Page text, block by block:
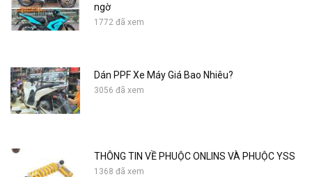
ngờ
1772 đã xem
Dán PPF Xe Máy Giá Bao Nhiêu?
3056 đã xem
THÔNG TIN VỀ PHUỘC ONLINS VÀ PHUỘC YSS
1368 đã xem